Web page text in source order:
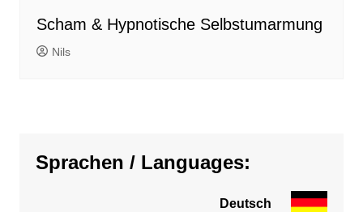
Scham & Hypnotische Selbstumarmung
Nils
Sprachen / Languages:
Deutsch